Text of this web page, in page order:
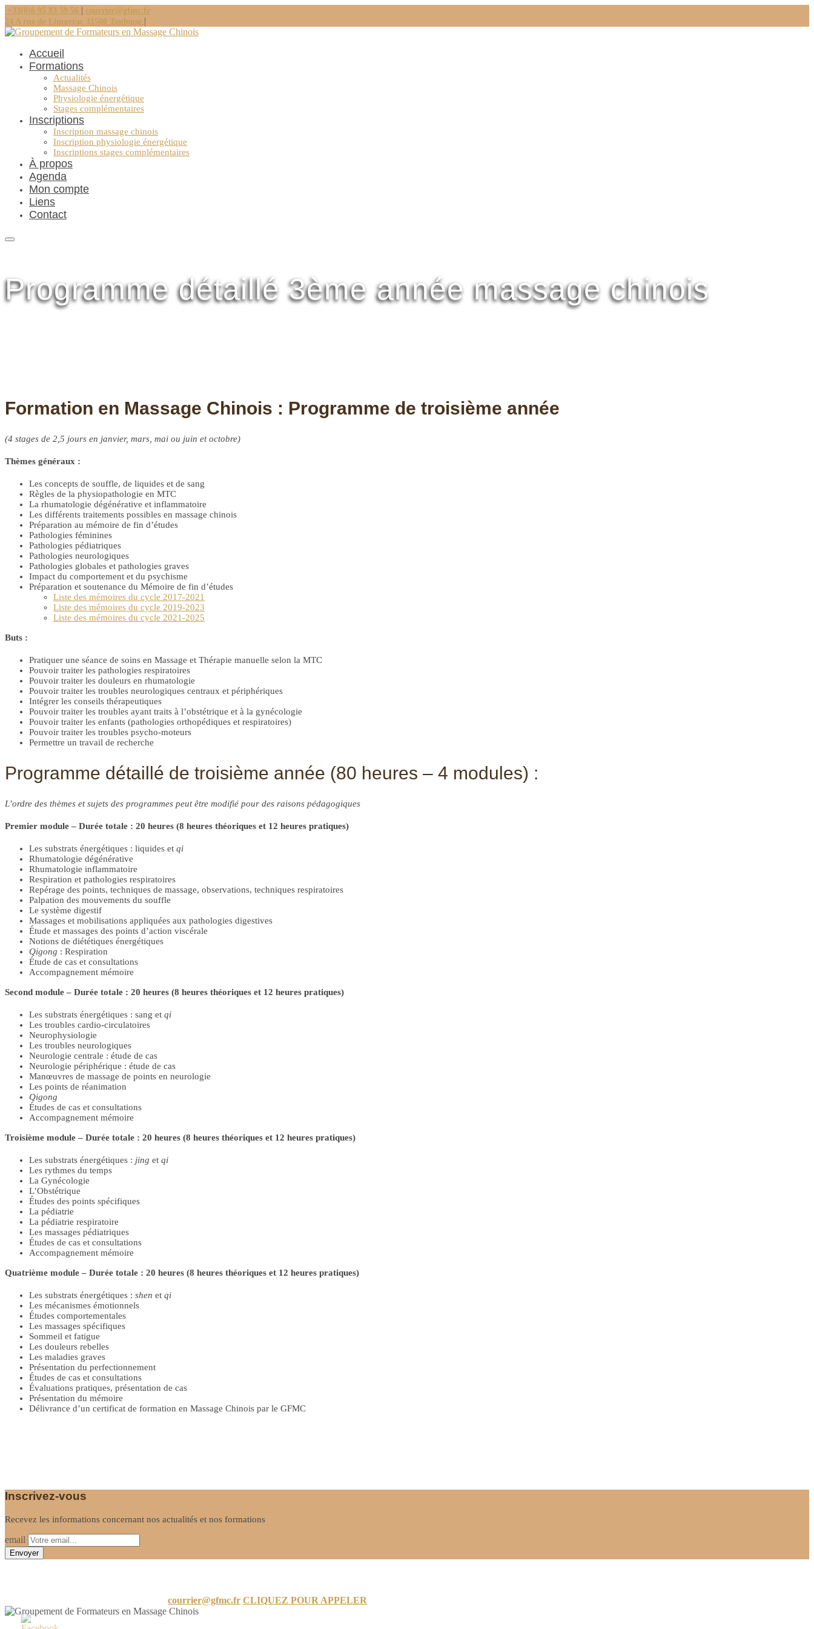
+33(0)6 95 83 59 56 | courrier@gfmc.fr
24 A rue de Limayrac 31500 Toulouse |
Accueil
Formations
Actualités
Massage Chinois
Physiologie énergétique
Stages complémentaires
Inscriptions
Inscription massage chinois
Inscription physiologie énergétique
Inscriptions stages complémentaires
À propos
Agenda
Mon compte
Liens
Contact
Programme détaillé 3ème année massage chinois
Formation en Massage Chinois : Programme de troisième année
(4 stages de 2,5 jours en janvier, mars, mai ou juin et octobre)
Thèmes généraux :
Les concepts de souffle, de liquides et de sang
Règles de la physiopathologie en MTC
La rhumatologie dégénérative et inflammatoire
Les différents traitements possibles en massage chinois
Préparation au mémoire de fin d’études
Pathologies féminines
Pathologies pédiatriques
Pathologies neurologiques
Pathologies globales et pathologies graves
Impact du comportement et du psychisme
Préparation et soutenance du Mémoire de fin d’études
Liste des mémoires du cycle 2017-2021
Liste des mémoires du cycle 2019-2023
Liste des mémoires du cycle 2021-2025
Buts :
Pratiquer une séance de soins en Massage et Thérapie manuelle selon la MTC
Pouvoir traiter les pathologies respiratoires
Pouvoir traiter les douleurs en rhumatologie
Pouvoir traiter les troubles neurologiques centraux et périphériques
Intégrer les conseils thérapeutiques
Pouvoir traiter les troubles ayant traits à l’obstétrique et à la gynécologie
Pouvoir traiter les enfants (pathologies orthopédiques et respiratoires)
Pouvoir traiter les troubles psycho-moteurs
Permettre un travail de recherche
Programme détaillé de troisième année (80 heures – 4 modules) :
L’ordre des thèmes et sujets des programmes peut être modifié pour des raisons pédagogiques
Premier module – Durée totale : 20 heures (8 heures théoriques et 12 heures pratiques)
Les substrats énergétiques : liquides et qi
Rhumatologie dégénérative
Rhumatologie inflammatoire
Respiration et pathologies respiratoires
Repérage des points, techniques de massage, observations, techniques respiratoires
Palpation des mouvements du souffle
Le système digestif
Massages et mobilisations appliquées aux pathologies digestives
Étude et massages des points d’action viscérale
Notions de diététiques énergétiques
Qigong : Respiration
Étude de cas et consultations
Accompagnement mémoire
Second module – Durée totale : 20 heures (8 heures théoriques et 12 heures pratiques)
Les substrats énergétiques : sang et qi
Les troubles cardio-circulatoires
Neurophysiologie
Les troubles neurologiques
Neurologie centrale : étude de cas
Neurologie périphérique : étude de cas
Manœuvres de massage de points en neurologie
Les points de réanimation
Qigong
Études de cas et consultations
Accompagnement mémoire
Troisième module – Durée totale : 20 heures (8 heures théoriques et 12 heures pratiques)
Les substrats énergétiques : jing et qi
Les rythmes du temps
La Gynécologie
L’Obstétrique
Études des points spécifiques
La pédiatrie
La pédiatrie respiratoire
Les massages pédiatriques
Études de cas et consultations
Accompagnement mémoire
Quatrième module – Durée totale : 20 heures (8 heures théoriques et 12 heures pratiques)
Les substrats énergétiques : shen et qi
Les mécanismes émotionnels
Études comportementales
Les massages spécifiques
Sommeil et fatigue
Les douleurs rebelles
Les maladies graves
Présentation du perfectionnement
Études de cas et consultations
Évaluations pratiques, présentation de cas
Présentation du mémoire
Délivrance d’un certificat de formation en Massage Chinois par le GFMC
Inscrivez-vous
Recevez les informations concernant nos actualités et nos formations
email
courrier@gfmc.fr CLIQUEZ POUR APPELER